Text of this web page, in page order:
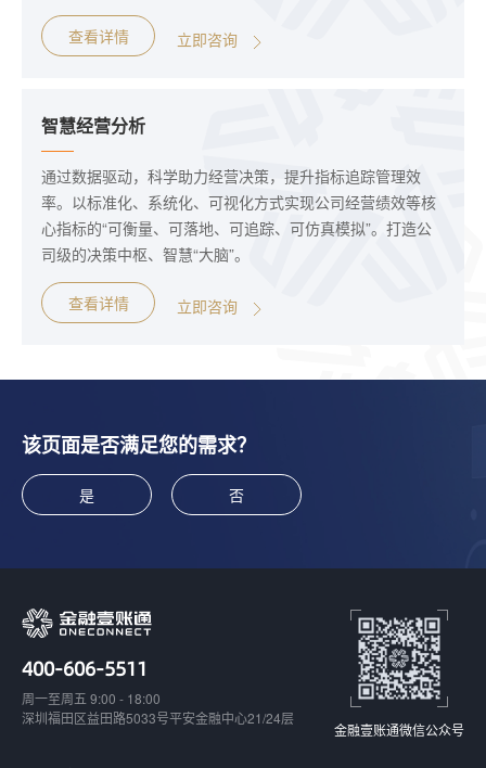
查看详情 立即咨询
智慧经营分析
通过数据驱动，科学助力经营决策，提升指标追踪管理效
率。以标准化、系统化、可视化方式实现公司经营绩效等核
心指标的“可衡量、可落地、可追踪、可仿真模拟”。打造公
司级的决策中枢、智慧“大脑”。
查看详情 立即咨询
该页面是否满足您的需求？
是 否
400-606-5511
周一至周五 9:00 - 18:00
深圳福田区益田路5033号平安金融中心21/24层
金融壹账通微信公众号